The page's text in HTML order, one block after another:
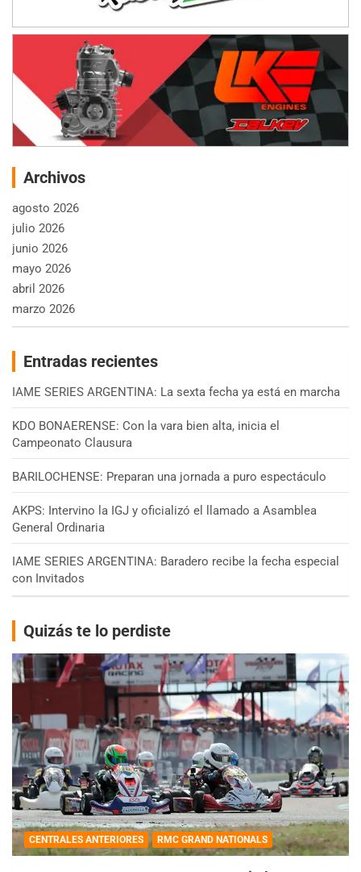
Archivos
agosto 2026
julio 2026
junio 2026
mayo 2026
abril 2026
marzo 2026
Entradas recientes
IAME SERIES ARGENTINA: La sexta fecha ya está en marcha
KDO BONAERENSE: Con la vara bien alta, inicia el
Campeonato Clausura
BARILOCHENSE: Preparan una jornada a puro espectáculo
AKPS: Intervino la IGJ y oficializó el llamado a Asamblea
General Ordinaria
IAME SERIES ARGENTINA: Baradero recibe la fecha especial
con Invitados
Quizás te lo perdiste
CENTRALES ANTERIORES RMC GRAND NATIONALS